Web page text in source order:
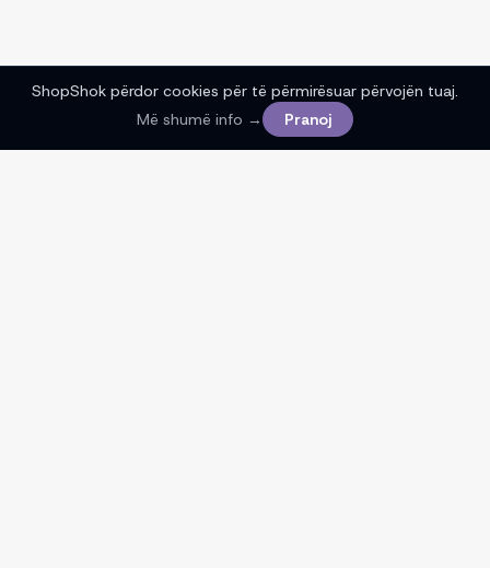
ShopShok përdor cookies për të përmirësuar përvojën tuaj.
Më shumë info →
Pranoj